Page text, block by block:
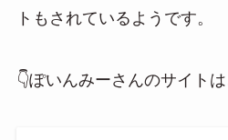
トもされているようです。
👇ぽいんみーさんのサイト